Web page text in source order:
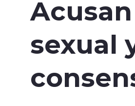
sexual